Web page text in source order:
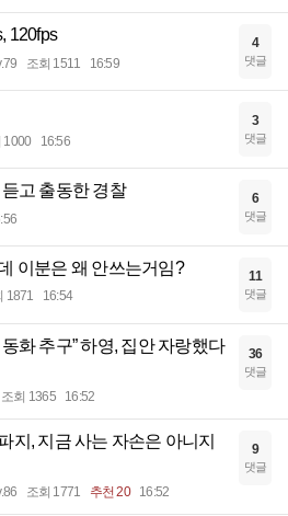
120fps
조회 1511 16:59
4
댓글
1000 16:56
3
댓글
고 출동한 경찰 6
댓글
이분은 왜 안쓰는거임?
1871 16:54
11
댓글
화 추구” 하영, 집안 자랑했다
조회 1365 16:52
36
댓글
지, 지금 사는 자손은 아니지
조회 1771 추천 20 16:52
9
댓글